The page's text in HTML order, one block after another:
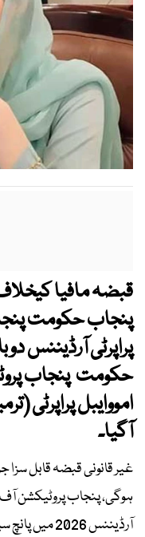
قبضہ مافیا
پنجاب حکومت
پراپرٹی آرڈیننس
حکومت پنجاب
آگیا۔
غیر قانونی قبضہ قابل سزا
ہوگی، پنجاب پروٹیکشن آف
آرڈیننس 2026 میں پانچ سیکشن کو ختم کر دیا گیا ہے۔